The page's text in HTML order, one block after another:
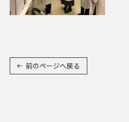
前のページへ戻る